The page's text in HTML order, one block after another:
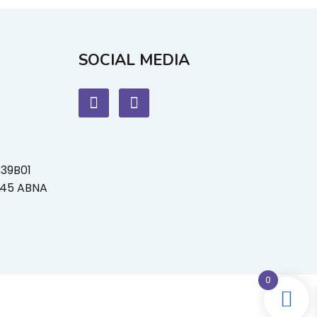
ABNA
SOCIAL MEDIA
0